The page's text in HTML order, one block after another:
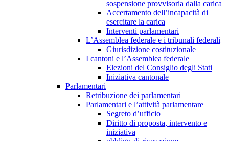
sospensione provvisoria dalla carica
Accertamento dell’incapacità di
esercitare la carica
Interventi parlamentari
L’Assemblea federale e i tribunali federali
Giurisdizione costituzionale
I cantoni e l’Assemblea federale
Elezioni del Consiglio degli Stati
Iniziativa cantonale
Parlamentari
Retribuzione dei parlamentari
Parlamentari e l’attività parlamentare
Segreto d’ufficio
Diritto di proposta, intervento e
iniziativa